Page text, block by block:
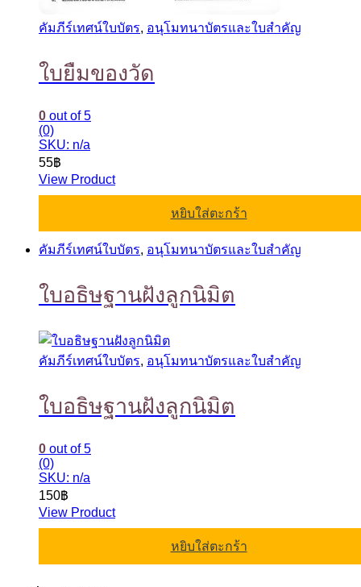
คัมภีร์เทศน์ใบบัตร, อนุโมทนาบัตรและใบสำคัญ
ใบยืมของวัด
0 out of 5
(0)
SKU: n/a
55฿
View Product
หยิบใส่ตะกร้า
คัมภีร์เทศน์ใบบัตร, อนุโมทนาบัตรและใบสำคัญ
ใบอธิษฐานฝังลูกนิมิต
คัมภีร์เทศน์ใบบัตร, อนุโมทนาบัตรและใบสำคัญ
ใบอธิษฐานฝังลูกนิมิต
0 out of 5
(0)
SKU: n/a
150฿
View Product
หยิบใส่ตะกร้า